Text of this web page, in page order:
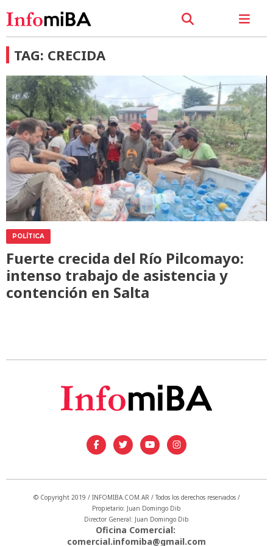
TAG: CRECIDA
POLÍTICA
Fuerte crecida del Río Pilcomayo:
intenso trabajo de asistencia y
contención en Salta
© Copyright 2019 / INFOMIBA.COM.AR / Todos los derechos reservados /
Propietario: Juan Domingo Dib
Director General: Juan Domingo Dib
Oficina Comercial:
comercial.infomiba@gmail.com